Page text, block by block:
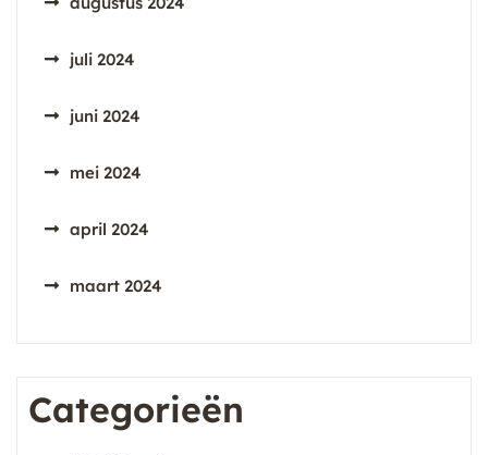
juli 2024
juni 2024
mei 2024
april 2024
maart 2024
Categorieën